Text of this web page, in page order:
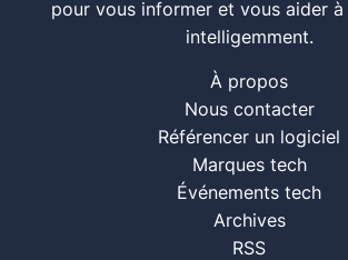
pour vous informer et vous aider à
intelligemment.
À propos
Nous contacter
Référencer un logiciel
Marques tech
Événements tech
Archives
RSS